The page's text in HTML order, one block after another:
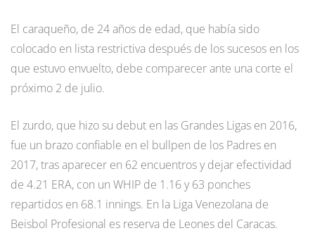
El caraqueño, de 24 años de edad, que había sido
colocado en lista restrictiva después de los sucesos en los
que estuvo envuelto, debe comparecer ante una corte el
próximo 2 de julio.
El zurdo, que hizo su debut en las Grandes Ligas en 2016,
fue un brazo confiable en el bullpen de los Padres en
2017, tras aparecer en 62 encuentros y dejar efectividad
de 4.21 ERA, con un WHIP de 1.16 y 63 ponches
repartidos en 68.1 innings. En la Liga Venezolana de
Beisbol Profesional es reserva de Leones del Caracas.